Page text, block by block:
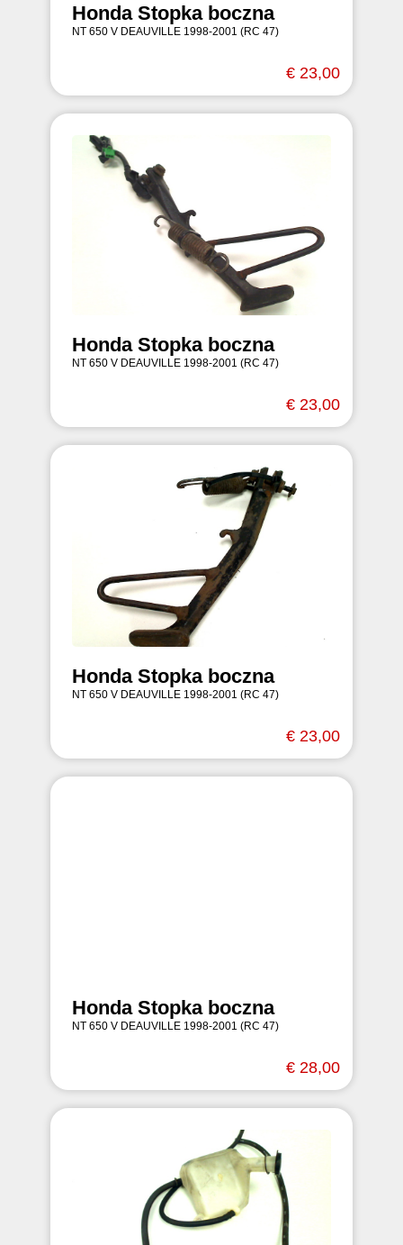
Honda Stopka boczna
NT 650 V DEAUVILLE 1998-2001 (RC 47)
€ 23,00
Honda Stopka boczna
NT 650 V DEAUVILLE 1998-2001 (RC 47)
€ 23,00
Honda Stopka boczna
NT 650 V DEAUVILLE 1998-2001 (RC 47)
€ 23,00
Honda Stopka boczna
NT 650 V DEAUVILLE 1998-2001 (RC 47)
€ 28,00